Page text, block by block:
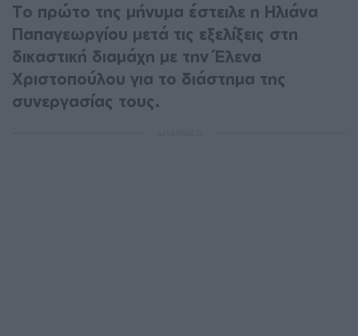
Το πρώτο της μήνυμα έστειλε η Ηλιάνα
Παπαγεωργίου μετά τις εξελίξεις στη
δικαστική διαμάχη με την Έλενα
Χριστοπούλου για το διάστημα της
συνεργασίας τους.